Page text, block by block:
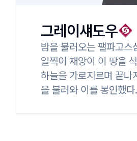
그레이섀도우
밤을 불러오는 팰파고스
일찍이 재앙이 이 땅을
하늘을 가로지르며 끝나
을 불러와 이를 봉인했다.